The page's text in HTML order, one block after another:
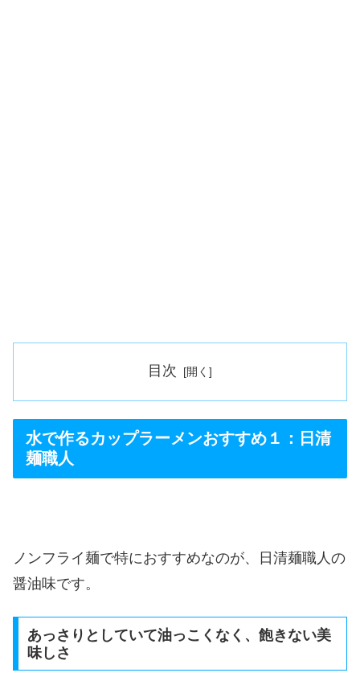
目次
水で作るカップラーメンおすすめ１：日清
麺職人
ノンフライ麺で特におすすめなのが、日清麺職人の
醤油味です。
あっさりとしていて油っこくなく、飽きない美
味しさ